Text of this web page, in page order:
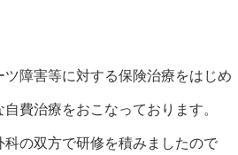
障害等に対する保険治療をはじめ
費治療をおこなっております。
科の双方で研修を積みましたので